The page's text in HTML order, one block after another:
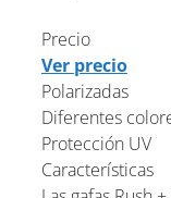
Precio
Ver precio
Polarizadas
Diferentes
Protección UV
Características